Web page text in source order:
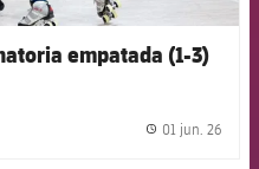
empatada (1-3)
01 jun. 26